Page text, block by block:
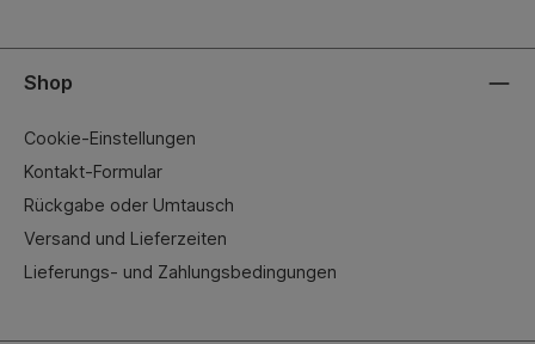
Shop
Cookie-Einstellungen
Kontakt-Formular
Rückgabe oder Umtausch
Versand und Lieferzeiten
Lieferungs- und Zahlungsbedingungen